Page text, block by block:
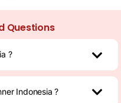
Questions
?
Indonesia ?